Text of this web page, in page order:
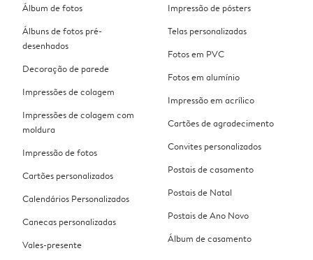
Álbum de fotos
Álbuns de fotos pré-
desenhados
Decoração de parede
Impressões de colagem
Impressões de colagem com
moldura
Impressão de fotos
Cartões personalizados
Calendários Personalizados
Canecas personalizadas
Vales-presente
Impressão de pósters
Telas personalizadas
Fotos em PVC
Fotos em alumínio
Impressão em acrílico
Cartões de agradecimento
Convites personalizados
Postais de casamento
Postais de Natal
Postais de Ano Novo
Álbum de casamento